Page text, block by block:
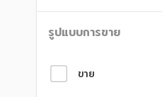
การเงิน การลงทุน บริหาร
การเงิน การลงทุน บริหาร
รูปแบบการขาย
ขาย